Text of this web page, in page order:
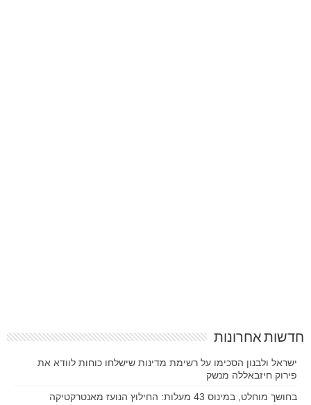
חדשות אחרונות
ישראל ולבנון הסכימו על רשימת מדינות שישלחו כוחות לוודא את
פירוק חיזבאללה מנשק
בחושך מוחלט, במינוס 43 מעלות: החילוץ הנועז מאנטרקטיקה